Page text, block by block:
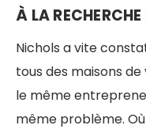
À LA
Nichols a vite
tous des maisons
le même
même problème.